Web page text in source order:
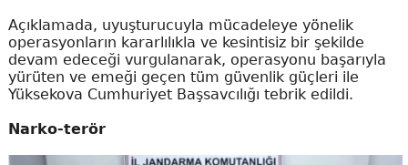
Açıklamada, uyuşturucuyla mücadeleye yönelik
operasyonların kararlılıkla ve kesintisiz bir şekilde
devam edeceği vurgulanarak, operasyonu başarıyla
yürüten ve emeği geçen tüm güvenlik güçleri ile
Yüksekova Cumhuriyet Başsavcılığı tebrik edildi.
Narko-terör